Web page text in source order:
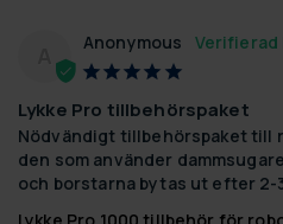
Anonymous
Lykke Pro tillbehörspaket
Nödvändigt tillbehörspaket till
den som använder
och borstarna bytas ut efter 2-